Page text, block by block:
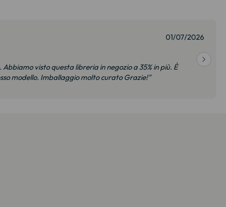
01/07/2026
visto questa libreria in negozio a 35% in più. È
modello. Imballaggio molto curato Grazie!"